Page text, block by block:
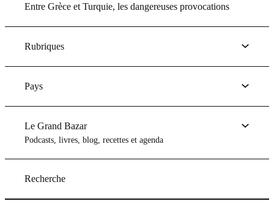
Entre Grèce et Turquie, les dangereuses provocations
Rubriques
Pays
Le Grand Bazar
Podcasts, livres, blog, recettes et agenda
Recherche